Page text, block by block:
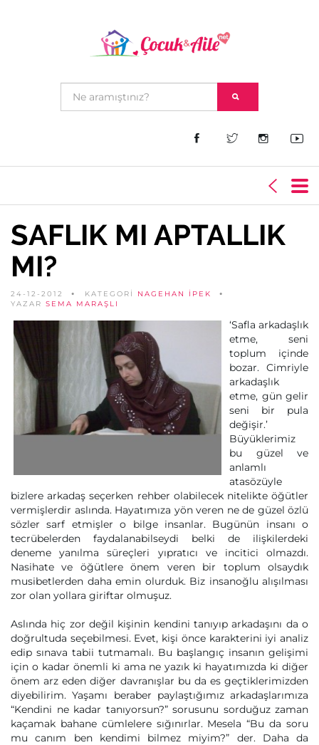
SAFLIK MI APTALLIK
MI?
24-12-2012 KATEGORİ NAGEHAN İPEK
YAZAR SEMA MARAŞLI
‘Safla arkadaşlık
etme, seni
toplum içinde
bozar. Cimriyle
arkadaşlık
etme, gün gelir
seni bir pula
değişir.’
Büyüklerimiz
bu güzel ve
anlamlı
atasözüyle
bizlere arkadaş seçerken rehber olabilecek nitelikte öğütler
vermişlerdir aslında. Hayatımıza yön veren ne de güzel özlü
sözler sarf etmişler o bilge insanlar. Bugünün insanı o
tecrübelerden faydalanabilseydi belki de ilişkilerdeki
deneme yanılma süreçleri yıpratıcı ve incitici olmazdı.
Nasihate ve öğütlere önem veren bir toplum olsaydık
musibetlerden daha emin olurduk. Biz insanoğlu alışılması
zor olan yollara giriftar olmuşuz.
Aslında hiç zor değil kişinin kendini tanıyıp arkadaşını da o
doğrultuda seçebilmesi. Evet, kişi önce karakterini iyi analiz
edip sınava tabii tutmamalı. Bu başlangıç insanın gelişimi
için o kadar önemli ki ama ne yazık ki hayatımızda ki diğer
önem arz eden diğer davranışlar bu da es geçtiklerimizden
diyebilirim. Yaşamı beraber paylaştığımız arkadaşlarımıza
“Kendini ne kadar tanıyorsun?” sorusunu sorduğuz zaman
kaçamak bahane cümlelere sığınırlar. Mesela “Bu da soru
mu canım ben kendimi bilmez miyim?” der. Daha da